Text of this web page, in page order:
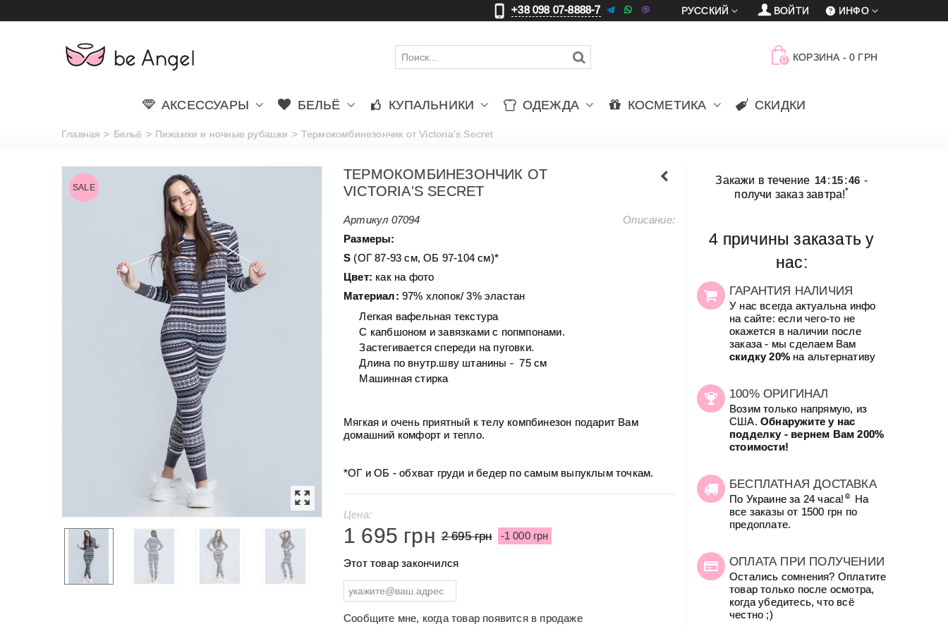
+38 098 07-8888-7 更 車 賈 ИНФО
ВОЙТИ
РУССКИЙ
0 КОРЗИНА - 0 ГРН
АКСЕССУАРЫ БЕЛЬЁ КУПАЛЬНИКИ ОДЕЖДА КОСМЕТИКА СКИДКИ
Главная > Бельё > Пижамки и ночные рубашки > Термокомбинезончик от Victoria's Secret
SALE
ТЕРМОКОМБИНЕЗОНЧИК ОТ
VICTORIA'S SECRET
Артикул 07094
Описание:
Размеры:
S (ОГ 87-93 см, ОБ 97-104 см)*
Цвет: как на фото
Материал: 97% хлопок/ 3% эластан
Легкая вафельная текстура
C капбшоном и завязками с попмпонами.
Застегивается спереди на пуговки.
Длина по внутр.шву штанины - 75 см
Машинная стирка
Мягкая и очень приятный к телу компбинезон подарит Вам
домашний комфорт и тепло.
*ОГ и ОБ - обхват груди и бедер по самым выпуклым точкам.
Цена:
1 695 грн 2 695 грн -1 000 грн
Этот товар закончился
Сообщите мне, когда товар появится в продаже
Закажи в течение 14:15:46 -
получи заказ завтра!*
4 причины заказать у
нас:
ГАРАНТИЯ НАЛИЧИЯ
У нас всегда актуальна инфо
на сайте: если чего-то не
окажется в наличии после
заказа - мы сделаем Вам
скидку 20%на альтернативу
100% ОРИГИНАЛ
Возим только напрямую, из
США. Обнаружите у нас
подделку - вернем Вам 200%
стоимости!
БЕСПЛАТНАЯ ДОСТАВКА
По Украине за 24 часа! ☺
На
все заказы от 1500 грн по
предоплате.
ОПЛАТА ПРИ ПОЛУЧЕНИИ
Остались сомнения? Оплатите
товар только после осмотра,
когда убедитесь, что всё
честно ;)